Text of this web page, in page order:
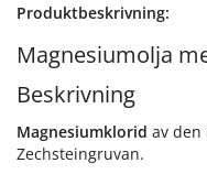
Produktbeskrivning:
Magnesiumolja
Beskrivning
Magnesiumklorid av den
Zechsteingruvan.